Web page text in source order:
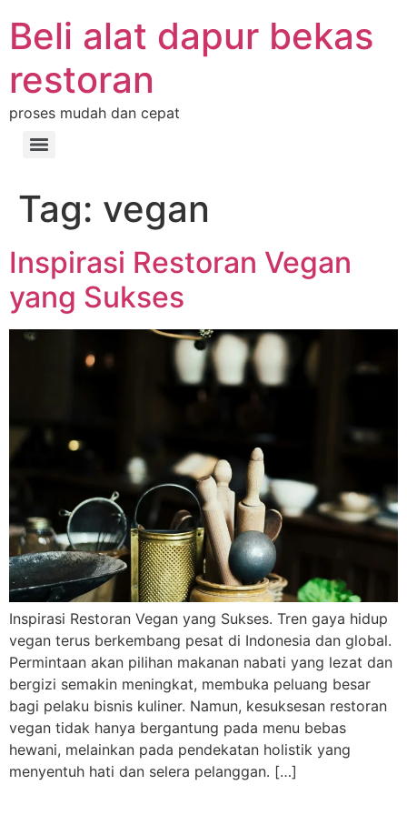
Beli alat dapur bekas
restoran
proses mudah dan cepat
Tag: vegan
Inspirasi Restoran Vegan
yang Sukses
Inspirasi Restoran Vegan yang Sukses. Tren gaya hidup
vegan terus berkembang pesat di Indonesia dan global.
Permintaan akan pilihan makanan nabati yang lezat dan
bergizi semakin meningkat, membuka peluang besar
bagi pelaku bisnis kuliner. Namun, kesuksesan restoran
vegan tidak hanya bergantung pada menu bebas
hewani, melainkan pada pendekatan holistik yang
menyentuh hati dan selera pelanggan. […]